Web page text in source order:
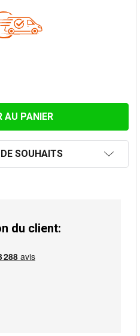
SUPPORT MURAL 50-90
QUANTITÉ DE SUPPORT
SOUHAITS
du client: